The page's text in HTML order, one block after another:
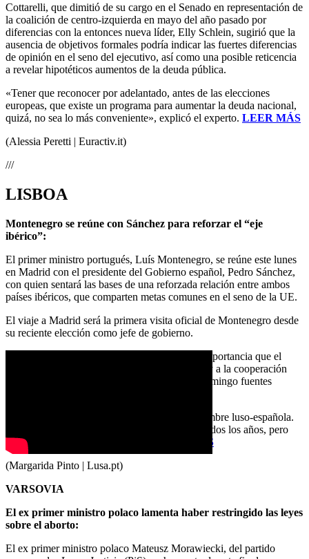
Cottarelli, que dimitió de su cargo en el Senado en representación de
la coalición de centro-izquierda en mayo del año pasado por
diferencias con la entonces nueva líder, Elly Schlein, sugirió que la
ausencia de objetivos formales podría indicar las fuertes diferencias
de opinión en el seno del ejecutivo, así como una posible reticencia
a revelar hipotéticos aumentos de la deuda pública.
«Tener que reconocer por adelantado, antes de las elecciones
europeas, que existe un programa para aumentar la deuda nacional,
quizá, no sea lo más conveniente», explicó el experto. LEER MÁS
(Alessia Peretti | Euractiv.it)
///
LISBOA
Montenegro se reúne con Sánchez para reforzar el “eje
ibérico”:
El primer ministro portugués, Luís Montenegro, se reúne este lunes
en Madrid con el presidente del Gobierno español, Pedro Sánchez,
con quien sentará las bases de una reforzada relación entre ambos
países ibéricos, que comparten metas comunes en el seno de la UE.
El viaje a Madrid será la primera visita oficial de Montenegro desde
su reciente elección como jefe de gobierno.
El viaje a Madrid es la mejor muestra de «la importancia que el
primer ministro concede a la relación histórica y a la cooperación
entre ambos países», según comentaron este domingo fuentes
La reunión servirá para preparar la próxima cumbre luso-española.
Portugal y España celebran cumbres ibéricas todos los años, pero
aún no hay fecha para la de 2024.
LEER MÁS
(Margarida Pinto | Lusa.pt)
VARSOVIA
El ex primer ministro polaco lamenta haber restringido las leyes
sobre el aborto:
El ex primer ministro polaco Mateusz Morawiecki, del partido